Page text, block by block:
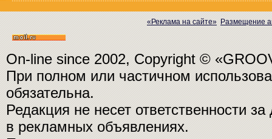
«Реклама на сайте» Размещение
On-line since 2002, Copyright ©
При полном или частичном
обязательна.
Редакция не несет ответственности
в рекламных объявлениях.